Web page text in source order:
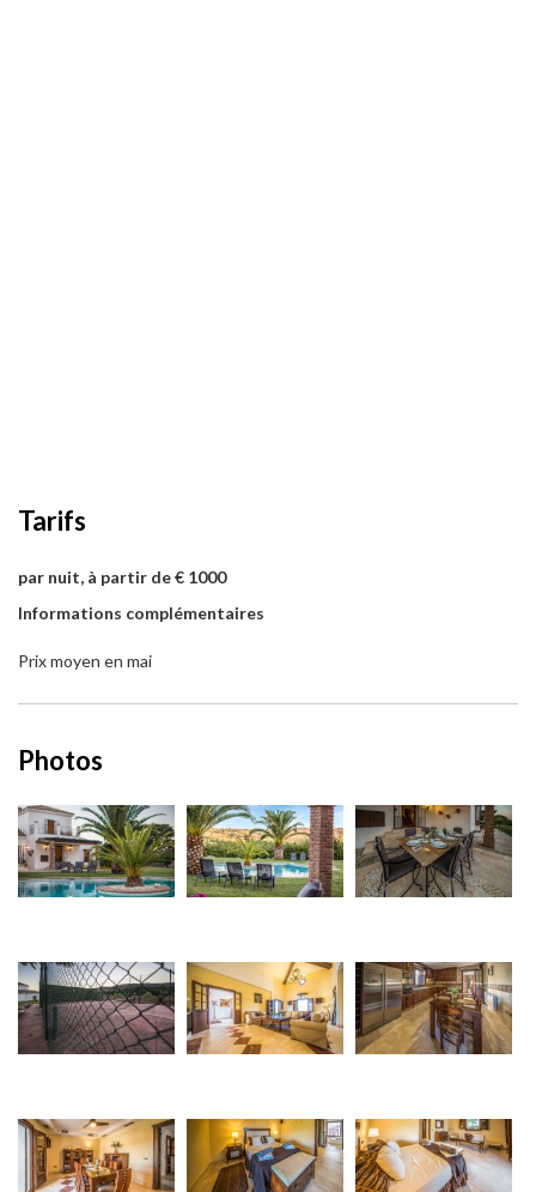
Tarifs
par nuit, à partir de € 1000
Informations complémentaires
Prix moyen en mai
Photos